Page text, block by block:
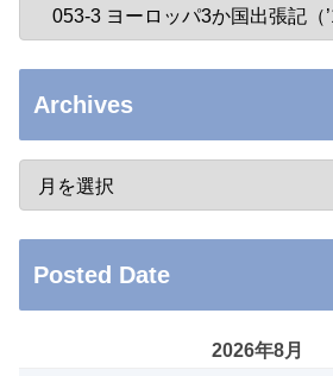
Archives
Posted Date
2026年8月